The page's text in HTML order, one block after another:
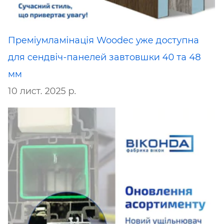
Преміумламінація Woodec уже доступна
для сендвіч-панелей завтовшки 40 та 48
мм
10 лист. 2025 р.